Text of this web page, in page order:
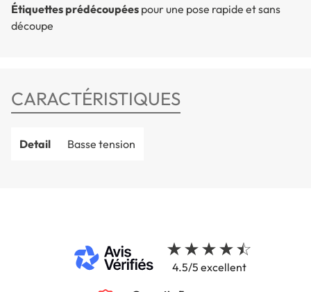
Étiquettes prédécoupées pour une pose rapide et sans
découpe
CARACTÉRISTIQUES
Detail Basse tension
4.5/5 excellent